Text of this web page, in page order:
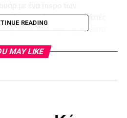
Οι πρωταγωνιστές
πιο σκοτεινή εποχή , μέσα
είναι άλλη από την Belle
πασαρέλα θα μπορούσε να
READING
MAY LIKE